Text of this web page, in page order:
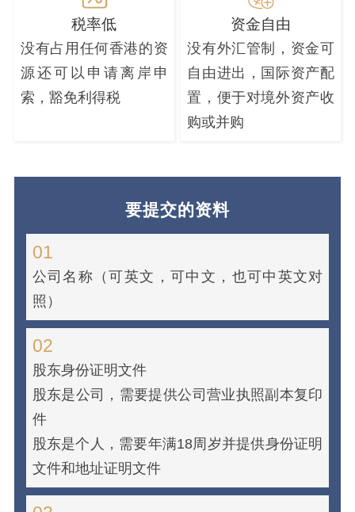
税率低
没有占用任何香港的资
源还可以申请离岸申
索，豁免利得税
资金自由
没有外汇管制，资金可
自由进出，国际资产配
置，便于对境外资产收
购或并购
要提交的资料
01
公司名称（可英文，可中文，也可中英文对
照）
02
股东身份证明文件
股东是公司，需要提供公司营业执照副本复印
件
股东是个人，需要年满18周岁并提供身份证明
文件和地址证明文件